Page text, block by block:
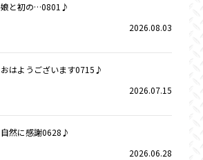
娘と初の…0801♪
2026.08.03
おはようございます0715♪
2026.07.15
自然に感謝0628♪
2026.06.28